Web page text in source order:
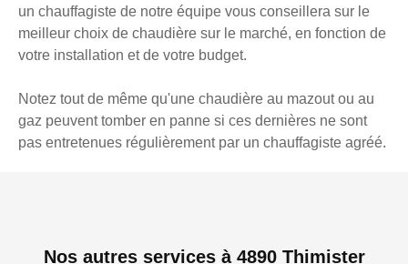
un chauffagiste de notre équipe vous conseillera sur le
meilleur choix de chaudière sur le marché, en fonction de
votre installation et de votre budget.
Notez tout de même qu'une chaudière au mazout ou au
gaz peuvent tomber en panne si ces dernières ne sont
pas entretenues régulièrement par un chauffagiste agréé.
Nos autres services à 4890 Thimister